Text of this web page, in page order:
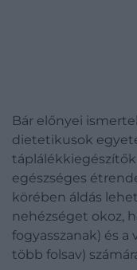
Bár előnyei
dietetikusok
egészséges
körében áldás
nehézséget okoz,
fogyasszanak) és
több folsav)